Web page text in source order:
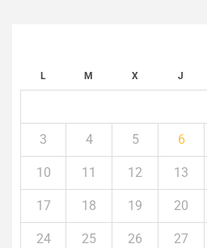
L M X J
3 4 5 6
10 11 12 13
17 18 19 20
24 25 26 27